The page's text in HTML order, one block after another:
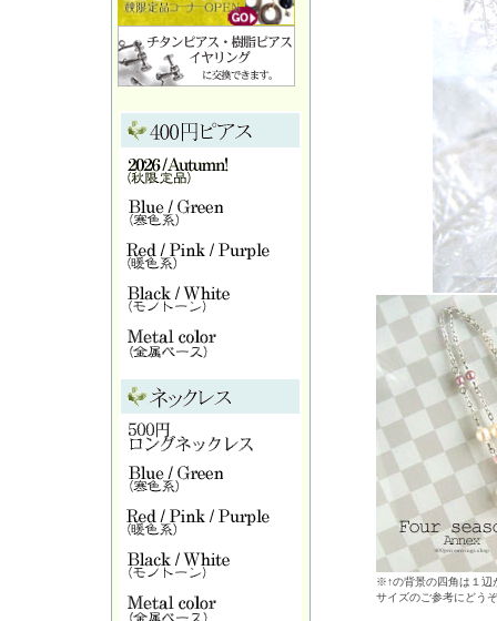
※↑の背景の四角は１辺
サイズのご参考にどう